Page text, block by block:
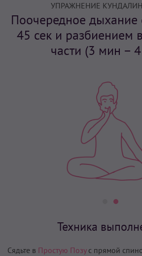
УПРАЖНЕНИЕ
Поочередное дыхание
45 сек и разбиением
части (3 мин –
Техника
Сядьте в Простую Позус прямой